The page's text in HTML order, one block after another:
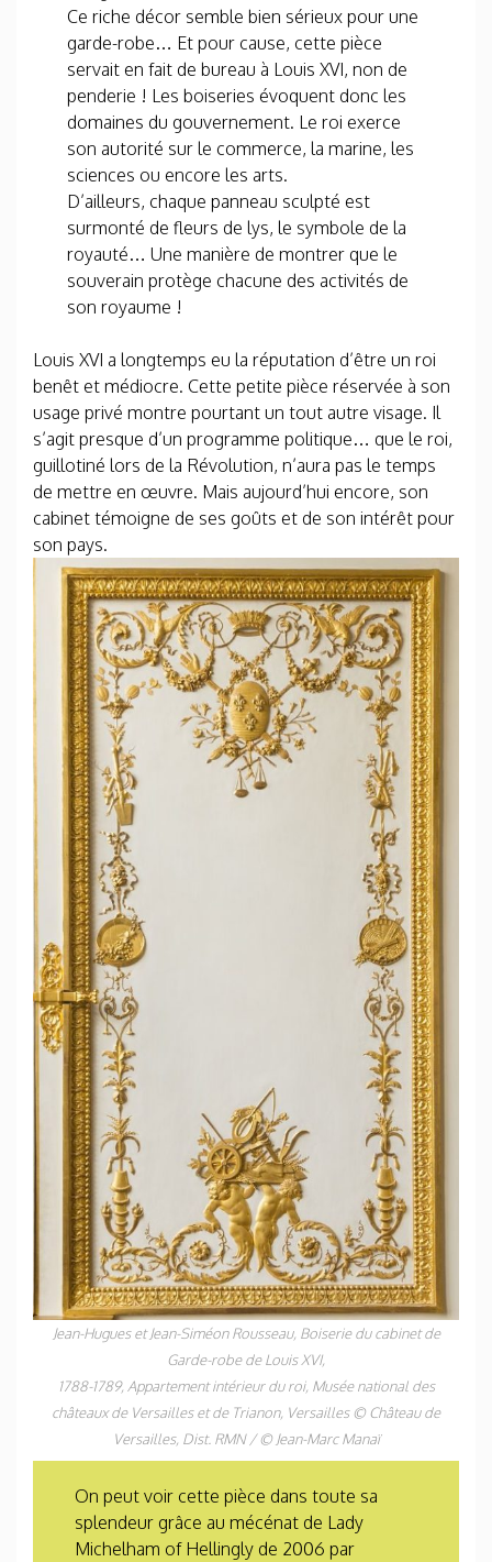
Ce riche décor semble bien sérieux pour une
garde-robe… Et pour cause, cette pièce
servait en fait de bureau à Louis XVI, non de
penderie ! Les boiseries évoquent donc les
domaines du gouvernement. Le roi exerce
son autorité sur le commerce, la marine, les
sciences ou encore les arts.
D’ailleurs, chaque panneau sculpté est
surmonté de fleurs de lys, le symbole de la
royauté… Une manière de montrer que le
souverain protège chacune des activités de
son royaume !
Louis XVI a longtemps eu la réputation d’être un roi
benêt et médiocre. Cette petite pièce réservée à son
usage privé montre pourtant un tout autre visage. Il
s’agit presque d’un programme politique… que le roi,
guillotiné lors de la Révolution, n’aura pas le temps
de mettre en œuvre. Mais aujourd’hui encore, son
cabinet témoigne de ses goûts et de son intérêt pour
son pays.
Jean-Hugues et Jean-Siméon Rousseau, Boiserie du cabinet de
Garde-robe de Louis XVI,
1788-1789, Appartement intérieur du roi, Musée national des
châteaux de Versailles et de Trianon, Versailles © Château de
Versailles, Dist. RMN / © Jean-Marc Manaï
On peut voir cette pièce dans toute sa
splendeur grâce au mécénat de Lady
Michelham of Hellingly de 2006 par